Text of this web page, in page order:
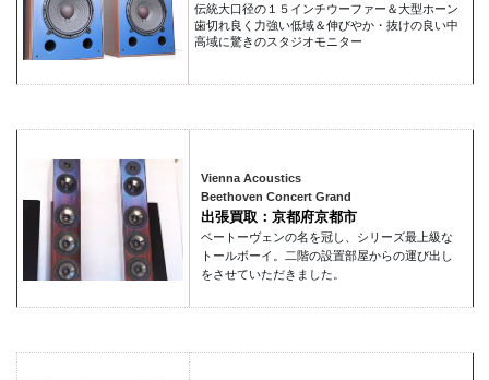
伝統大口径の１５インチウーファー＆大型ホーン
歯切れ良く力強い低域＆伸びやか・抜けの良い中
高域に驚きのスタジオモニター
Vienna Acoustics
Beethoven Concert Grand
出張買取：京都府京都市
ベートーヴェンの名を冠し、シリーズ最上級な
トールボーイ。二階の設置部屋からの運び出し
をさせていただきました。